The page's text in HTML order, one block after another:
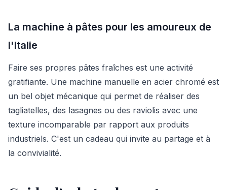
La machine à pâtes pour les amoureux de
l'Italie
Faire ses propres pâtes fraîches est une activité
gratifiante. Une machine manuelle en acier chromé est
un bel objet mécanique qui permet de réaliser des
tagliatelles, des lasagnes ou des raviolis avec une
texture incomparable par rapport aux produits
industriels. C'est un cadeau qui invite au partage et à
la convivialité.